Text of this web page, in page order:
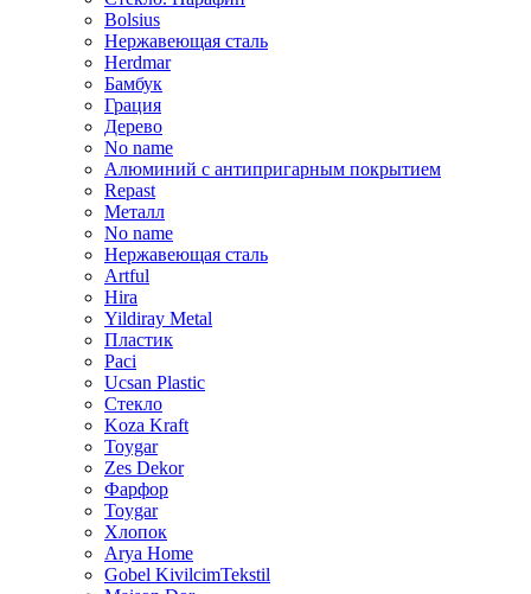
Bolsius
Нержавеющая сталь
Herdmar
Бамбук
Грация
Дерево
No name
Алюминий с антипригарным покрытием
Repast
Металл
No name
Нержавеющая сталь
Artful
Hira
Yildiray Metal
Пластик
Paci
Ucsan Plastic
Стекло
Koza Kraft
Toygar
Zes Dekor
Фарфор
Toygar
Хлопок
Arya Home
Gobel KivilcimTekstil